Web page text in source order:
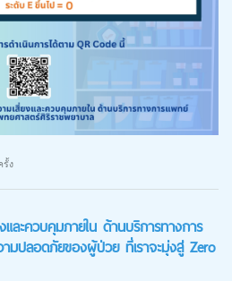
รั้ง
ละควบคุมภายใน ด้านบริการทางการ
มปลอดภัยของผู้ป่วย ที่เราจะมุ่งสู่ Zero